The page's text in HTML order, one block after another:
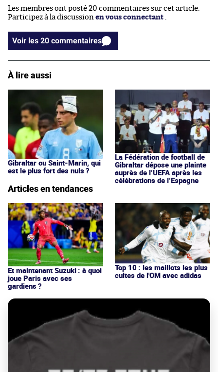
Les membres ont posté 20 commentaires sur cet article.
Participez à la discussion en vous connectant
Voir les 20 commentaires
À lire aussi
Gibraltar ou Saint-Marin, qui
est le plus fort des nuls ?
La Fédération de football de
Gibraltar dépose une plainte
auprès de l’UEFA après les
célébrations de l’Espagne
Articles en tendances
Et maintenant Suzuki : à quoi
joue Paris avec ses
gardiens ?
Top 10 : les maillots les plus
cultes de l'OM avec adidas